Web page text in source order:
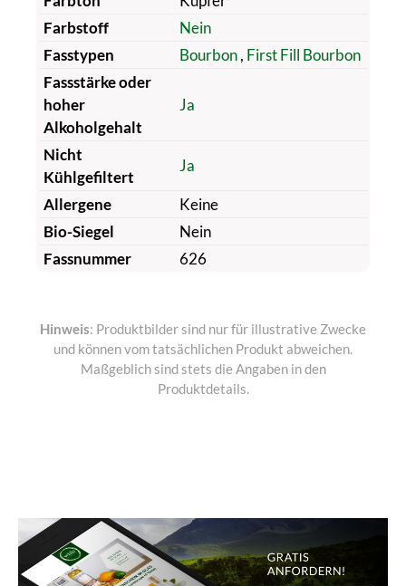
Farbstoff
Nein
Fasstypen
Bourbon, First Fill Bourbon
Fassstärke oder
hoher
Alkoholgehalt
Ja
Nicht
Kühlgefiltert
Ja
Allergene
Keine
Bio-Siegel
Nein
Fassnummer
626
Hinweis: Produktbilder sind nur für illustrative Zwecke
und können vom tatsächlichen Produkt abweichen.
Maßgeblich sind stets die Angaben in den
Produktdetails.